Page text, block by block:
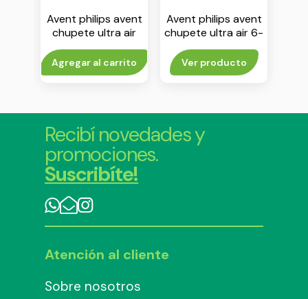
Avent philips avent
chupete ultra air
deco 18m+ unisex
env x 2
Agregar al carrito
Avent philips avent
chupete ultra air 6-
18 m nene env x 1
Ver producto
Recibí novedades y
promociones.
Suscribíte!
Atención al cliente
Sobre nosotros